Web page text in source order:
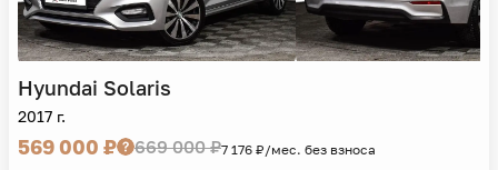
Hyundai Solaris
2017 г.
569 000 ₽ 669 000 ₽7 176 ₽/мес. без взноса